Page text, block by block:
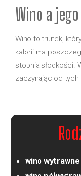
Wino a jego
Wino to trunek,
kalorii ma
stopnia słodkości.
zaczynając od tych
wino